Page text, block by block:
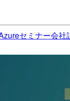
セミナー会社